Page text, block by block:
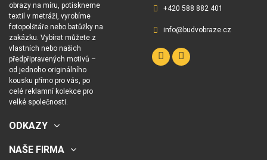
obrazy na míru, potiskneme
textil v metráži, vyrobíme
fotopolštáře nebo batůžky na
zakázku. Vybírat můžete z
vlastních nebo našich
předpřipravených motivů –
od jednoho originálního
kousku přímo pro vás, po
celé reklamní kolekce pro
velké společnosti.
+420 588 882 401
info@budvobraze.cz
ODKAZY
NAŠE FIRMA